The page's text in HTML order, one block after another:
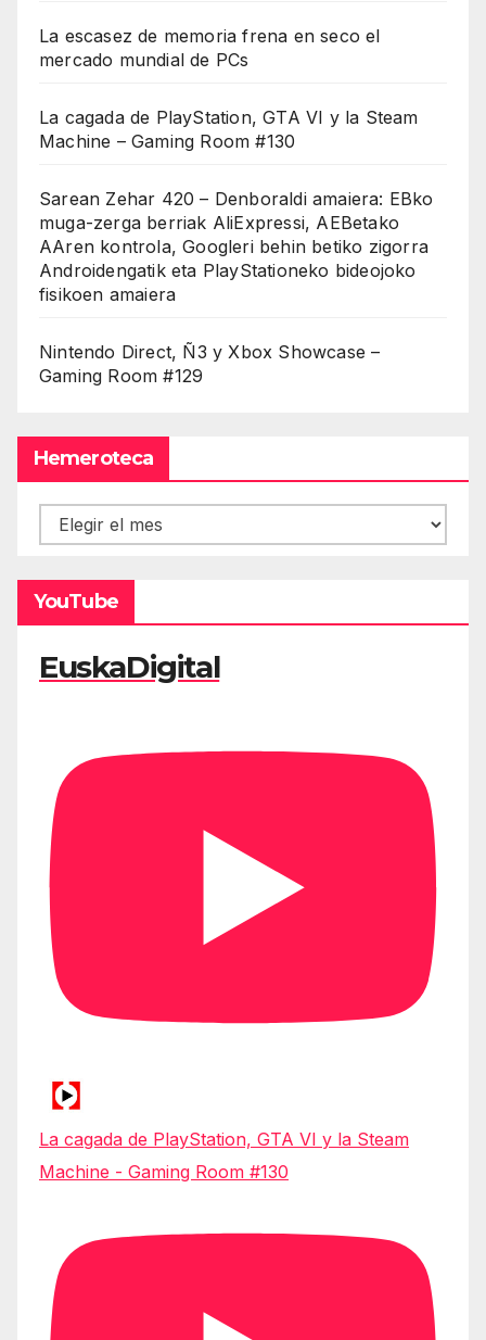
La escasez de memoria frena en seco el
mercado mundial de PCs
La cagada de PlayStation, GTA VI y la Steam
Machine – Gaming Room #130
Sarean Zehar 420 – Denboraldi amaiera: EBko
muga-zerga berriak AliExpressi, AEBetako
AAren kontrola, Googleri behin betiko zigorra
Androidengatik eta PlayStationeko bideojoko
fisikoen amaiera
Nintendo Direct, Ñ3 y Xbox Showcase –
Gaming Room #129
Hemeroteca
Hemeroteca
YouTube
EuskaDigital
La cagada de PlayStation, GTA VI y la Steam
Machine - Gaming Room #130